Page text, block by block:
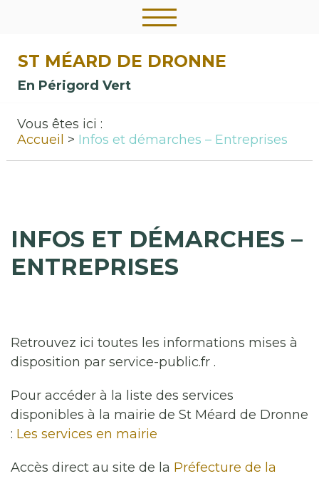
ST MÉARD DE DRONNE
En Périgord Vert
Vous êtes ici :
Accueil
Infos et démarches – Entreprises
INFOS ET DÉMARCHES –
ENTREPRISES
Retrouvez ici toutes les informations mises à
disposition par service-public.fr .
Pour accéder à la liste des services
disponibles à la mairie de St Méard de Dronne
: Les services en mairie
Accès direct au site de la Préfecture de la